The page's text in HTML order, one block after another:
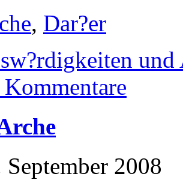
, Dar?er
September 2008